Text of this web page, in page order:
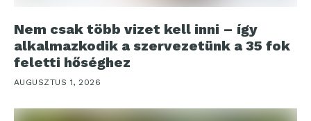
Nem csak több vizet kell inni – így
alkalmazkodik a szervezetünk a 35 fok
feletti hőséghez
AUGUSZTUS 1, 2026